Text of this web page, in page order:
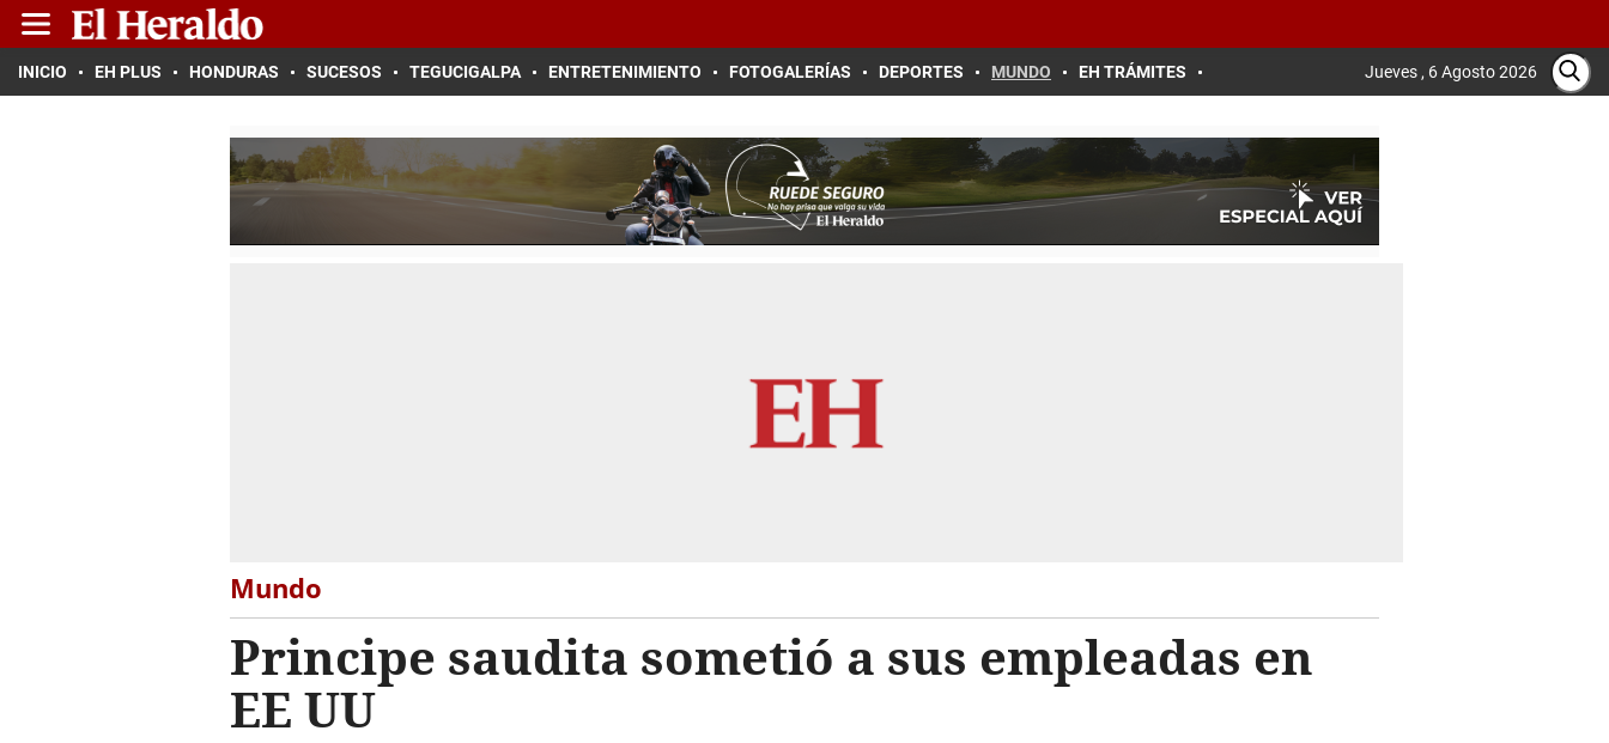
INICIO EH PLUS HONDURAS SUCESOS TEGUCIGALPA ENTRETENIMIENTO FOTOGALERÍAS DEPORTES MUNDO EH TRÁMITES Jueves , 6 Agosto 2026
Mundo
Principe saudita sometió a sus empleadas en
EE UU